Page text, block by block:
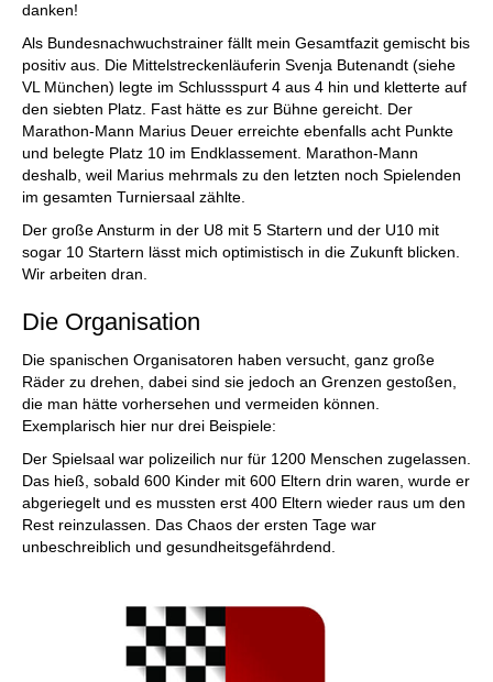
danken!
Als Bundesnachwuchstrainer fällt mein Gesamtfazit gemischt bis
positiv aus. Die Mittelstreckenläuferin Svenja Butenandt (siehe
VL München) legte im Schlussspurt 4 aus 4 hin und kletterte auf
den siebten Platz. Fast hätte es zur Bühne gereicht. Der
Marathon-Mann Marius Deuer erreichte ebenfalls acht Punkte
und belegte Platz 10 im Endklassement. Marathon-Mann
deshalb, weil Marius mehrmals zu den letzten noch Spielenden
im gesamten Turniersaal zählte.
Der große Ansturm in der U8 mit 5 Startern und der U10 mit
sogar 10 Startern lässt mich optimistisch in die Zukunft blicken.
Wir arbeiten dran.
Die Organisation
Die spanischen Organisatoren haben versucht, ganz große
Räder zu drehen, dabei sind sie jedoch an Grenzen gestoßen,
die man hätte vorhersehen und vermeiden können.
Exemplarisch hier nur drei Beispiele:
Der Spielsaal war polizeilich nur für 1200 Menschen zugelassen.
Das hieß, sobald 600 Kinder mit 600 Eltern drin waren, wurde er
abgeriegelt und es mussten erst 400 Eltern wieder raus um den
Rest reinzulassen. Das Chaos der ersten Tage war
unbeschreiblich und gesundheitsgefährdend.